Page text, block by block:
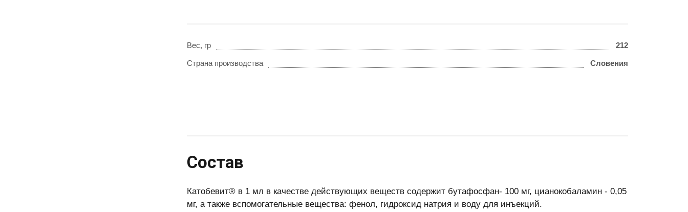
Вес, гр 212
Страна производства Словения
Состав
Катобевит® в 1 мл в качестве действующих веществ содержит бутафосфан- 100 мг, цианокобаламин - 0,05
мг, а также вспомогательные вещества: фенол, гидроксид натрия и воду для инъекций.